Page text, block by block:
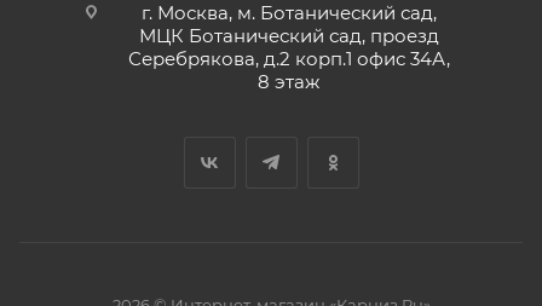
г. Москва, м. Ботанический сад,
МЦК Ботанический сад, проезд
Серебрякова, д.2 корп.1 офис 34А,
8 этаж